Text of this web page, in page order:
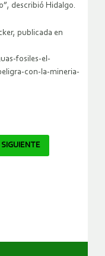
describió Hidalgo.
publicada en
fosiles-el-
con-la-mineria-